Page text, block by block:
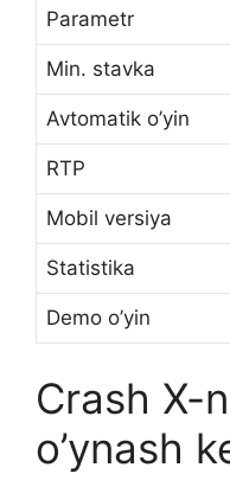
Parametr
Min. stavka
Avtomatik o’yin
RTP
Mobil versiya
Statistika
Demo o’yin
Crash X-
o’ynash